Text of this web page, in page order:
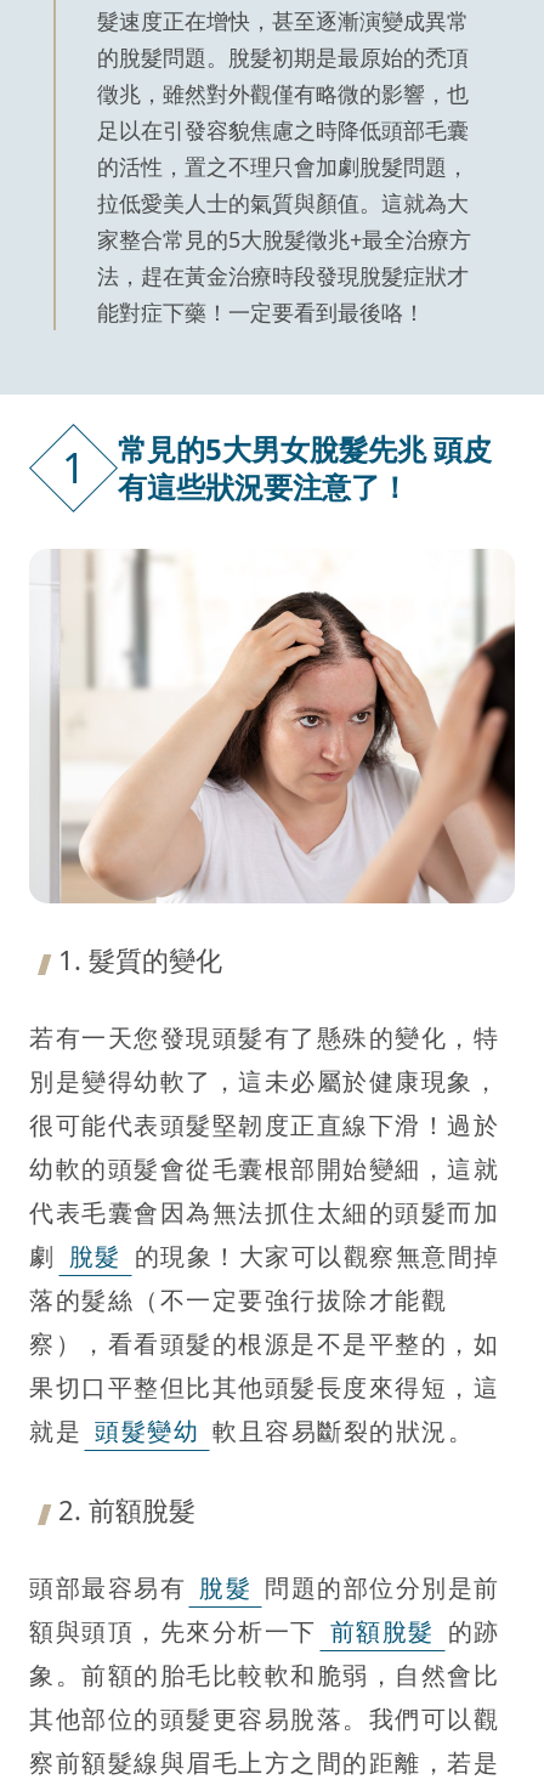
髮速度正在增快，甚至逐漸演變成異常
的脫髮問題。脫髮初期是最原始的禿頂
徵兆，雖然對外觀僅有略微的影響，也
足以在引發容貌焦慮之時降低頭部毛囊
的活性，置之不理只會加劇脫髮問題，
拉低愛美人士的氣質與顏值。這就為大
家整合常見的5大脫髮徵兆+最全治療方
法，趕在黃金治療時段發現脫髮症狀才
能對症下藥！一定要看到最後咯！
1
常見的5大男女脫髮先兆 頭皮
有這些狀況要注意了！
1. 髮質的變化
若有一天您發現頭髮有了懸殊的變化，特
別是變得幼軟了，這未必屬於健康現象，
很可能代表頭髮堅韌度正直線下滑！過於
幼軟的頭髮會從毛囊根部開始變細，這就
代表毛囊會因為無法抓住太細的頭髮而加
劇 脫髮 的現象！大家可以觀察無意間掉
落的髮絲（不一定要強行拔除才能觀
察），看看頭髮的根源是不是平整的，如
果切口平整但比其他頭髮長度來得短，這
就是 頭髮變幼 軟且容易斷裂的狀況。
2. 前額脫髮
頭部最容易有 脫髮 問題的部位分別是前
額與頭頂，先來分析一下 前額脫髮 的跡
象。前額的胎毛比較軟和脆弱，自然會比
其他部位的頭髮更容易脫落。我們可以觀
察前額髮線與眉毛上方之間的距離，若是